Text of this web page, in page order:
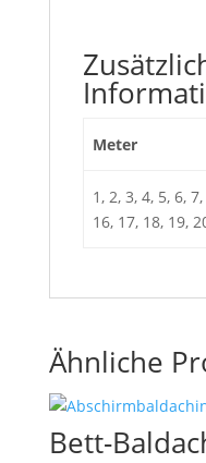
Meter
1, 2, 3, 4, 5, 6,
16, 17, 18, 19,
Ähnliche
Bett-